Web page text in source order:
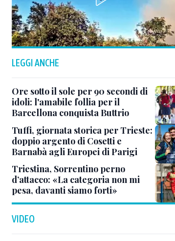
LEGGI ANCHE
Ore sotto il sole per 90 secondi di
idoli: l'amabile follia per il
Barcellona conquista Buttrio
Tuffi, giornata storica per Trieste:
doppio argento di Cosetti e
Barnabà agli Europei di Parigi
Triestina, Sorrentino perno
d’attacco: «La categoria non mi
pesa, davanti siamo forti»
VIDEO